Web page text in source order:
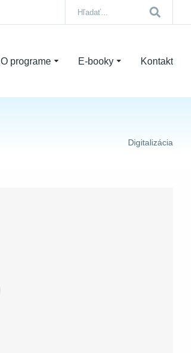
O programe E-booky Kontakt
Digitalizácia